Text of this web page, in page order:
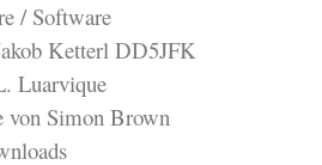
/ Software
Ketterl DD5JFK
Luarvique
von Simon Brown